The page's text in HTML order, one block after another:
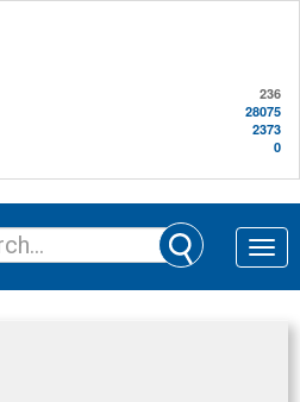
236
28075
2373
0
Toggle